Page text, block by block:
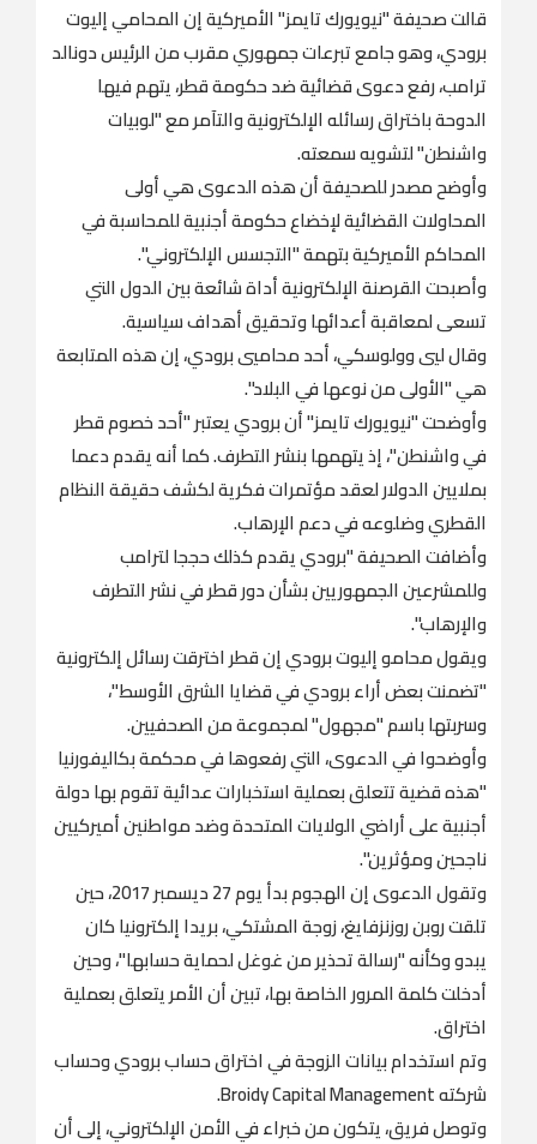
قالت صحيفة "نيويورك تايمز" الأميركية إن المحامي إليوت
برودي، وهو جامع تبرعات جمهوري مقرب من الرئيس دونالد
ترامب، رفع دعوى قضائية ضد حكومة قطر، يتهم فيها
الدوحة باختراق رسائله الإلكترونية والتآمر مع "لوبيات
واشنطن" لتشويه سمعته.
وأوضح مصدر للصحيفة أن هذه الدعوى هي أولى
المحاولات القضائية لإخضاع حكومة أجنبية للمحاسبة في
المحاكم الأميركية بتهمة "التجسس الإلكتروني".
وأصبحت القرصنة الإلكترونية أداة شائعة بين الدول التي
تسعى لمعاقبة أعدائها وتحقيق أهداف سياسية.
وقال ليي وولوسكي، أحد محاميي برودي، إن هذه المتابعة
هي "الأولى من نوعها في البلاد".
وأوضحت "نيويورك تايمز" أن برودي يعتبر "أحد خصوم قطر
في واشنطن"، إذ يتهمها بنشر التطرف. كما أنه يقدم دعما
بملايين الدولار لعقد مؤتمرات فكرية لكشف حقيقة النظام
القطري وضلوعه في دعم الإرهاب.
وأضافت الصحيفة "برودي يقدم كذلك حججا لترامب
وللمشرعين الجمهوريين بشأن دور قطر في نشر التطرف
والإرهاب".
ويقول محامو إليوت برودي إن قطر اخترقت رسائل إلكترونية
"تضمنت بعض أراء برودي في قضايا الشرق الأوسط"،
وسربتها باسم "مجهول" لمجموعة من الصحفيين.
وأوضحوا في الدعوى، التي رفعوها في محكمة بكاليفورنيا
"هذه قضية تتعلق بعملية استخبارات عدائية تقوم بها دولة
أجنبية على أراضي الولايات المتحدة وضد مواطنين أميركيين
ناجحين ومؤثرين".
وتقول الدعوى إن الهجوم بدأ يوم 27 ديسمبر 2017، حين
تلقت روبن روزنزفايغ، زوجة المشتكي، بريدا إلكترونيا كان
يبدو وكأنه "رسالة تحذير من غوغل لحماية حسابها"، وحين
أدخلت كلمة المرور الخاصة بها، تبين أن الأمر يتعلق بعملية
اختراق.
وتم استخدام بيانات الزوجة في اختراق حساب برودي وحساب
شركته Broidy Capital Management.
وتوصل فريق، يتكون من خبراء في الأمن الإلكتروني، إلى أن